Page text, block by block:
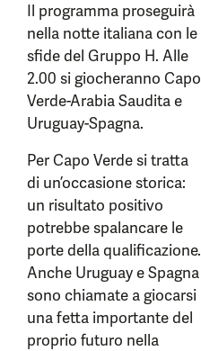
Il programma proseguirà
nella notte italiana con le
sfide del Gruppo H. Alle
2.00 si giocheranno Capo
Verde-Arabia Saudita e
Uruguay-Spagna.
Per Capo Verde si tratta
di un’occasione storica:
un risultato positivo
potrebbe spalancare le
porte della qualificazione.
Anche Uruguay e Spagna
sono chiamate a giocarsi
una fetta importante del
proprio futuro nella